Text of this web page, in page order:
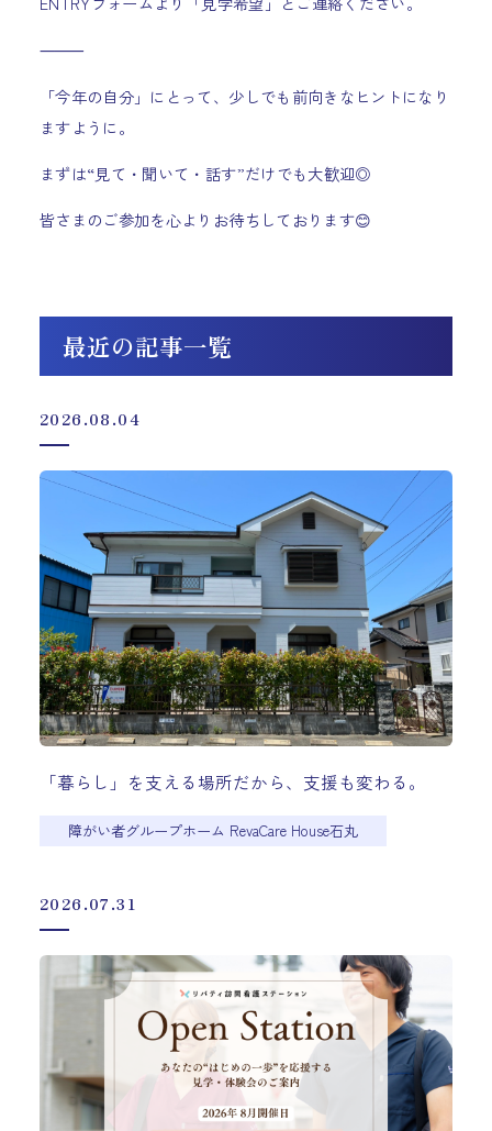
⸻
「今年の自分」にとって、少しでも前向きなヒントになり
ますように。
まずは“見て・聞いて・話す”だけでも大歓迎◎
皆さまのご参加を心よりお待ちしております😊
最近の記事一覧
2026.08.04
「暮らし」を支える場所だから、支援も変わる。
障がい者グループホーム RevaCare House石丸
2026.07.31